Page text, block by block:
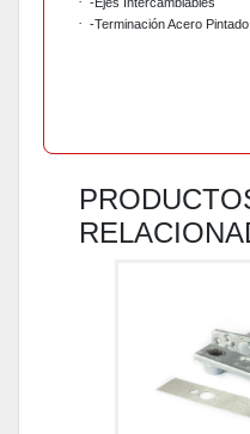
· -Terminación Acero Pintado